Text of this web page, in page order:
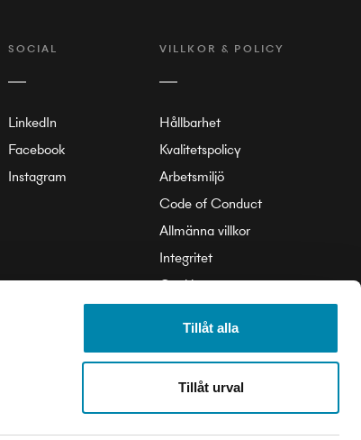
Tillåt alla
Tillåt urval
SOCIAL
LinkedIn
Facebook
Instagram
VILLKOR & POLICY
Hållbarhet
Kvalitetspolicy
Arbetsmiljö
Code of Conduct
Allmänna villkor
Integritet
Cookie